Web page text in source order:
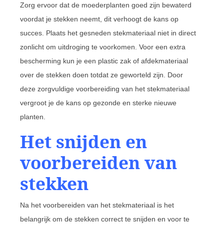
Zorg ervoor dat de moederplanten goed zijn bewaterd
voordat je stekken neemt, dit verhoogt de kans op
succes. Plaats het gesneden stekmateriaal niet in direct
zonlicht om uitdroging te voorkomen. Voor een extra
bescherming kun je een plastic zak of afdekmateriaal
over de stekken doen totdat ze geworteld zijn. Door
deze zorgvuldige voorbereiding van het stekmateriaal
vergroot je de kans op gezonde en sterke nieuwe
planten.
Het snijden en
voorbereiden van
stekken
Na het voorbereiden van het stekmateriaal is het
belangrijk om de stekken correct te snijden en voor te